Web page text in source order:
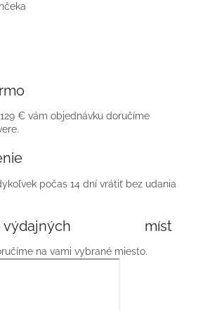
€ vám objednávku doručíme
počas 14 dní vrátiť bez udania
výdajných míst
na vami vybrané miesto.